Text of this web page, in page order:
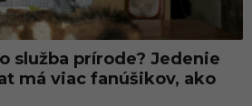
služba prírode? Jedenie
má viac fanúšikov, ako